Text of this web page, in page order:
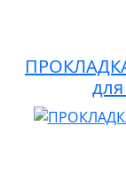
ПРОКЛАДКА